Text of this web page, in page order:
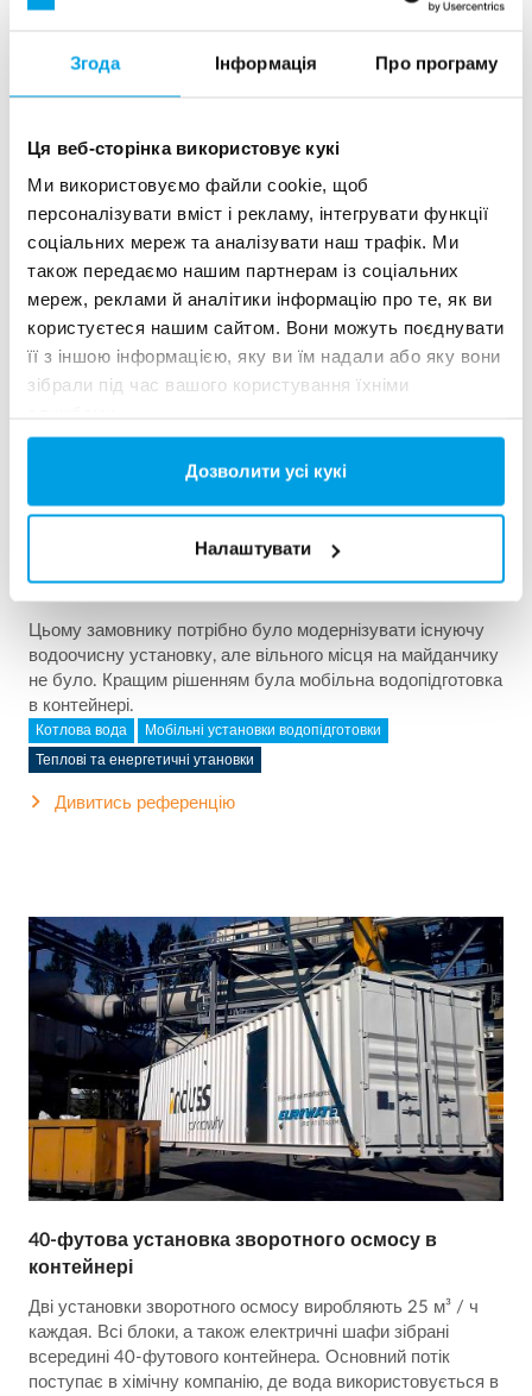
Згода Інформація Про програму
Ця веб-сторінка використовує кукі
Ми використовуємо файли cookie, щоб
персоналізувати вміст і рекламу, інтегрувати функції
соціальних мереж та аналізувати наш трафік. Ми
також передаємо нашим партнерам із соціальних
мереж, реклами й аналітики інформацію про те, як ви
користуєтеся нашим сайтом. Вони можуть поєднувати
її з іншою інформацією, яку ви їм надали або яку вони
зібрали під час вашого користування їхніми
Дозволити усі кукі
Налаштувати
See more references
Показ 3 для 156 Референції
2x60 м³/год надчистої води для електростанції -
WTP в контейнерах 6 x 40 фу...
Цьому замовнику потрібно було модернізувати існуючу
водоочисну установку, але вільного місця на майданчику
не було. Кращим рішенням була мобільна водопідготовка
в контейнері.
Котлова вода Мобільні установки водопідготовки
Теплові та енергетичні утановки
Дивитись референцію
40-футова установка зворотного осмосу в
контейнері
Дві установки зворотного осмосу виробляють 25 м³ / ч
каждая. Всі блоки, а також електричні шафи зібрані
всередині 40-футового контейнера. Основний потік
поступає в хімічну компанію, де вода використовується в